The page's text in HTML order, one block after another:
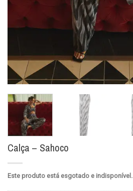
Calça – Sahoco
Este produto está esgotado e indisponível.